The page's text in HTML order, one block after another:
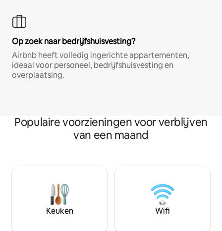
Op zoek naar bedrijfshuisvesting?
Airbnb heeft volledig ingerichte appartementen,
ideaal voor personeel, bedrijfshuisvesting en
overplaatsing.
Populaire voorzieningen voor verblijven
van een maand
Keuken Wifi